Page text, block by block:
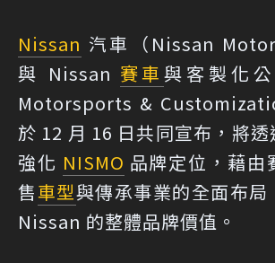
Nissan 汽車（Nissan
與 Nissan 賽車與客製化
Motorsports &
於 12 月 16 日共同宣布，將
強化 NISMO 品牌定位，藉由
售車型與傳承事業的全面布局
Nissan 的整體品牌價值。